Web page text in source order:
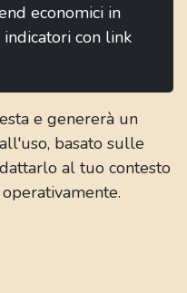
economici in
con link
e genererà un
basato sulle
al tuo contesto